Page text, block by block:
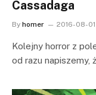
Cassadaga
By homer 2016-08-01
Kolejny horror z
od razu napiszemy,